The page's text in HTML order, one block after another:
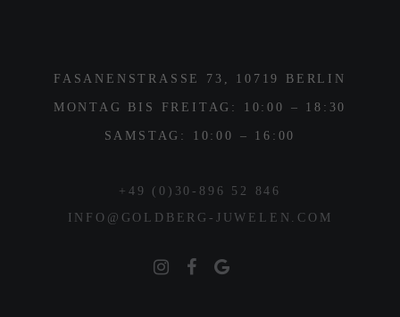
FASANENSTRASSE 73, 10719 BERLIN
MONTAG BIS FREITAG: 10:00 – 18:30
SAMSTAG: 10:00 – 16:00
+49 (0)30-896 52 846
INFO@GOLDBERG-JUWELEN.COM